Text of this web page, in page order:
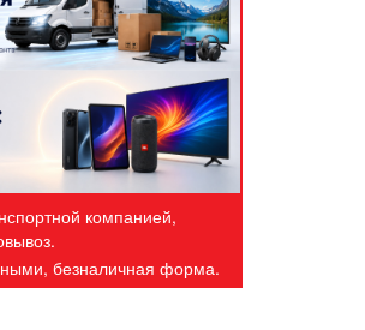
компанией,
безналичная форма.